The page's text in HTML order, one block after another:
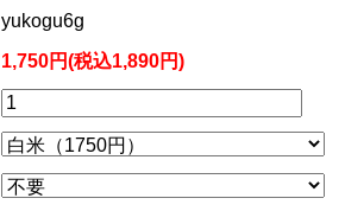
yukogu6g
1,750円(税込1,890円)